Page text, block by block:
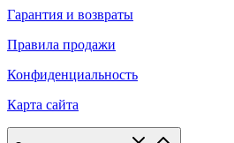
Гарантия и возвраты
Правила продажи
Конфиденциальность
Карта сайта